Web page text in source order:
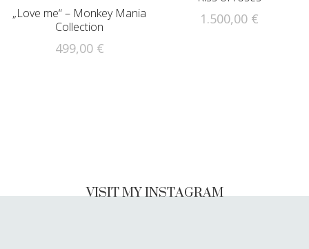
„Love me“ – Monkey Mania
Collection
499,00 €
1.500,00 €
VISIT MY INSTAGRAM